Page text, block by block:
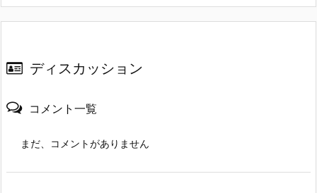
ディスカッション
コメント一覧
まだ、コメントがありません